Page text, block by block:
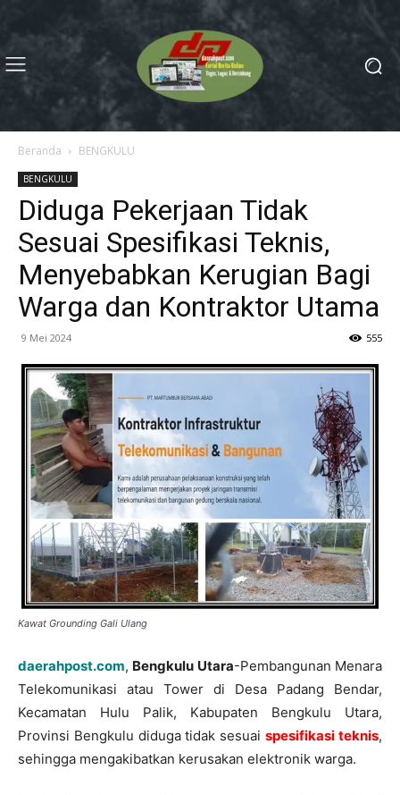
Beranda BENGKULU
BENGKULU
Diduga Pekerjaan Tidak
Sesuai Spesifikasi Teknis,
Menyebabkan Kerugian Bagi
Warga dan Kontraktor Utama
9 Mei 2024 555
Kawat Grounding Gali Ulang
daerahpost.com, Bengkulu Utara-Pembangunan Menara
Telekomunikasi atau Tower di Desa Padang Bendar,
Kecamatan Hulu Palik, Kabupaten Bengkulu Utara,
Provinsi Bengkulu diduga tidak sesuaispesifikasi teknis,
sehingga mengakibatkan kerusakan elektronik warga.